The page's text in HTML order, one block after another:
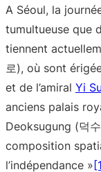
A Séoul, la
tumultueuse que
tiennent
로), où sont
et de l’amiral Yi
anciens palais
Deoksugung (덕
composition
l’indépendance »